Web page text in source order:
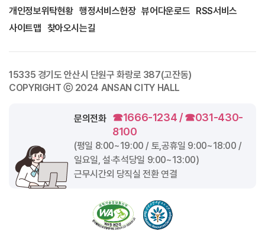
개인정보위탁현황 행정서비스헌장 뷰어다운로드 RSS서비스
사이트맵 찾아오시는길
15335 경기도 안산시 단원구 화랑로 387(고잔동)
COPYRIGHT ⓒ 2024 ANSAN CITY HALL
문의전화
☎1666-1234 / ☎031-430-
8100
(평일 8:00~19:00 / 토,공휴일 9:00~18:00 /
일요일, 설·추석당일 9:00~13:00)
근무시간외 당직실 전환 연결